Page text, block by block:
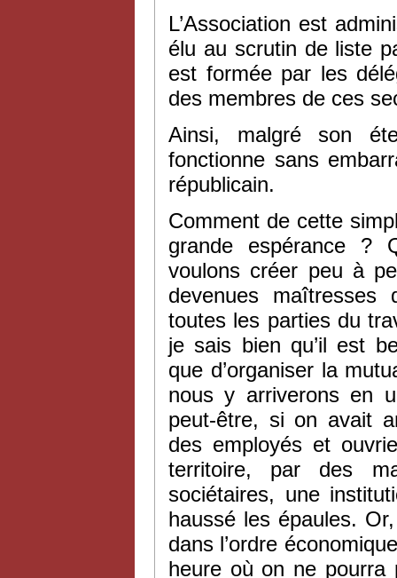
L’Association est
élu au scrutin de liste
est formée par les
des membres de ces
Ainsi, malgré son
fonctionne sans
républicain.
Comment de cette
grande espérance ?
voulons créer peu à
devenues maîtresses
toutes les parties du
je sais bien qu’il est
que d’organiser la
nous y arriverons en
peut-être, si on avait
des employés et
territoire, par des
sociétaires, une
haussé les épaules.
dans l’ordre
heure où on ne pourra